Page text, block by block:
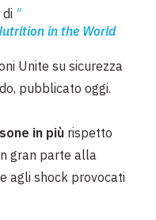
"
in the World
Unite su sicurezza
pubblicato oggi.
in più rispetto
gran parte alla
agli shock provocati